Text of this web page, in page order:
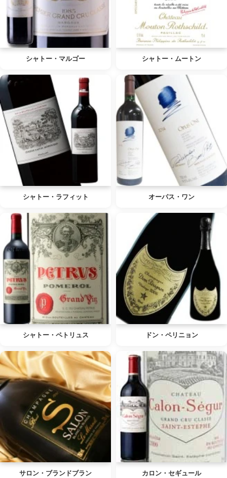
シャトー・マルゴー シャトー・ムートン
シャトー・ラフィット オーパス・ワン
シャトー・ペトリュス ドン・ペリニョン
サロン・ブランドブラン カロン・セギュール